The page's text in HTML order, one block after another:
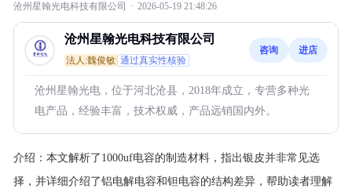
沧州星翰光电科技有限公司 · 2026-05-19 21:48:26
沧州星翰光电科技有限公司
法人:魏俊敏 通过真实性核验
咨询 进店
沧州星翰光电，位于河北沧县，2018年成立，专营多种光
电产品，经验丰富，技术权威，产品远销国内外。
介绍： 本文解析了1000uf电容的制造材料，指出银皮并非常见选
择，并详细介绍了铝电解电容和钽电容的结构差异，帮助读者理解